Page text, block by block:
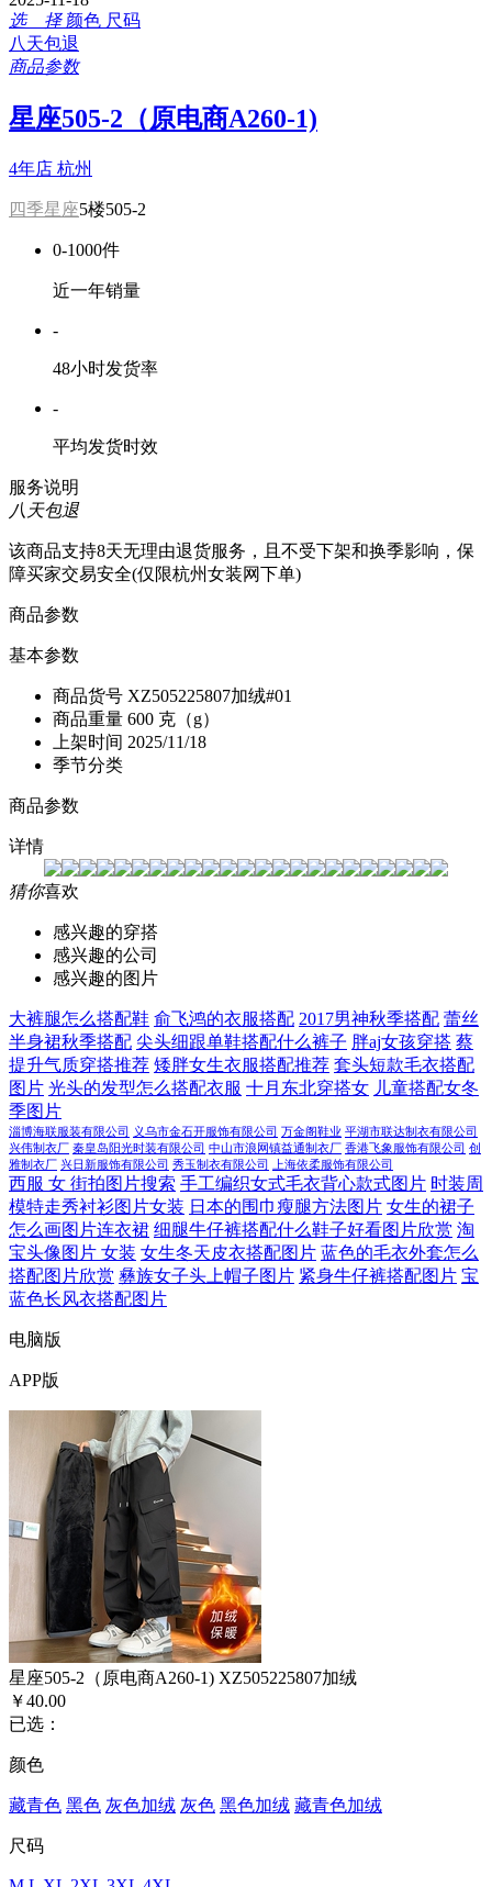
选 择 颜色 尺码
八天包退
商品参数
星座505-2（原电商A260-1)
4年店 杭州
四季星座5楼505-2
0-1000件
近一年销量
-
48小时发货率
-
平均发货时效
服务说明
八天包退
该商品支持8天无理由退货服务，且不受下架和换季影响，保
障买家交易安全(仅限杭州女装网下单)
商品参数
基本参数
商品货号 XZ505225807加绒#01
商品重量 600 克（g）
上架时间 2025/11/18
季节分类
商品参数
详情
猜你喜欢
感兴趣的穿搭
感兴趣的公司
感兴趣的图片
大裤腿怎么搭配鞋 俞飞鸿的衣服搭配 2017男神秋季搭配 蕾丝
半身裙秋季搭配 尖头细跟单鞋搭配什么裤子 胖aj女孩穿搭 蔡
提升气质穿搭推荐 矮胖女生衣服搭配推荐 套头短款毛衣搭配
图片 光头的发型怎么搭配衣服 十月东北穿搭女 儿童搭配女冬
季图片
淄博海联服装有限公司 义乌市金石开服饰有限公司 万金阁鞋业 平湖市联达制衣有限公司
兴伟制衣厂 秦皇岛阳光时装有限公司 中山市浪网镇益通制衣厂 香港飞象服饰有限公司 创
雅制衣厂 兴日新服饰有限公司 秀玉制衣有限公司 上海依柔服饰有限公司
西服 女 街拍图片搜索 手工编织女式毛衣背心款式图片 时装周
模特走秀衬衫图片女装 日本的围巾瘦腿方法图片 女生的裙子
怎么画图片连衣裙 细腿牛仔裤搭配什么鞋子好看图片欣赏 淘
宝头像图片 女装 女生冬天皮衣搭配图片 蓝色的毛衣外套怎么
搭配图片欣赏 彝族女子头上帽子图片 紧身牛仔裤搭配图片 宝
蓝色长风衣搭配图片
电脑版
APP版
星座505-2（原电商A260-1) XZ505225807加绒
￥40.00
已选：
颜色
藏青色 黑色 灰色加绒 灰色 黑色加绒 藏青色加绒
尺码